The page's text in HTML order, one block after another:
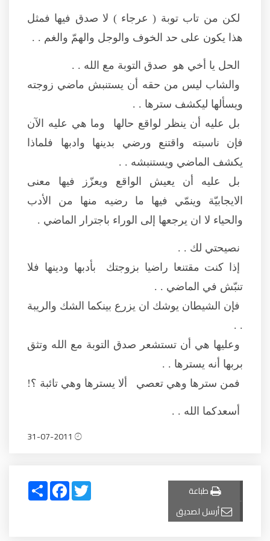
لكن من تاب توبة ( عرجاء ) لا صدق فيها فمثل
هذا يكون على حد الخوف والوجل والهمّ والغم . .
الحل يا أخي هو صدق التوبة مع الله . .
والشاب ليس من حقه أن يستنبش ماضي زوجته
ويسألها ليكشف سترها . .
بل عليه أن ينظر لواقع حالها وما هي عليه الآن
فإن ناسبته واقتنع ورضي بدينها وادبها فلماذا
يكشف الماضي ويستنبشه . .
بل عليه أن يعيش الواقع ويعزّز فيها معنى
الايجابيّة وينمّي فيها ما رضيه منها من الأدب
والحياء لا ان يرجعها إلى الوراء باجترار الماضي .
نصيحتي لك . .
إذا كنت مقتنعا راضيا بزوجتك بأدبها ودينها فلا
تنبّش في الماضي . .
فإن الشيطان يوشك ان يزرع بينكما الشك والريبة
. .
وعليها هي أن تستشعر صدق التوبة مع الله وتثق
بربها أنه يسترها . .
فمن سترها وهي تعصي ألا يسترها وهي تائبة ؟!
أسعدكما الله . .
طباعة
أرسل لصديق
Share
FacebookTwitter